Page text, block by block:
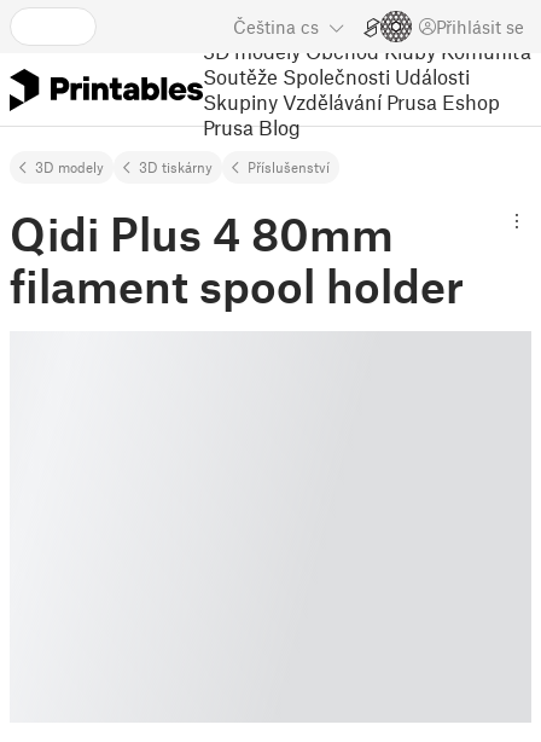
Čeština cs Přihlásit se
3D modely Obchod Kluby Komunita
Soutěže Společnosti Události
Skupiny Vzdělávání Prusa Eshop
Prusa Blog
3D modely 3D tiskárny Příslušenství
Qidi Plus 4 80mm
filament spool holder